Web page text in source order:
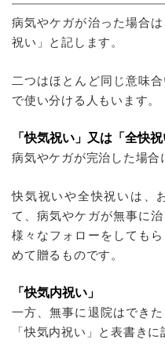
病気やケガが治った場合
祝い」と記します。
二つはほとんど同じ意味
で使い分ける人もいます。
「快気祝い」又は「全快祝
病気やケガが完治した場合
快気祝いや全快祝いは、
て、病気やケガが無事に
様々なフォローをしても
めて贈るものです。
「快気内祝い」
一方、無事に退院はでき
「快気内祝い」と表書きに